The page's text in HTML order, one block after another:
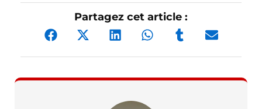
Partagez cet article :